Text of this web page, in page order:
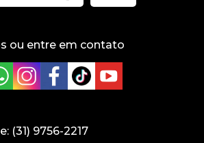
ou entre em contato
(31) 9756-2217